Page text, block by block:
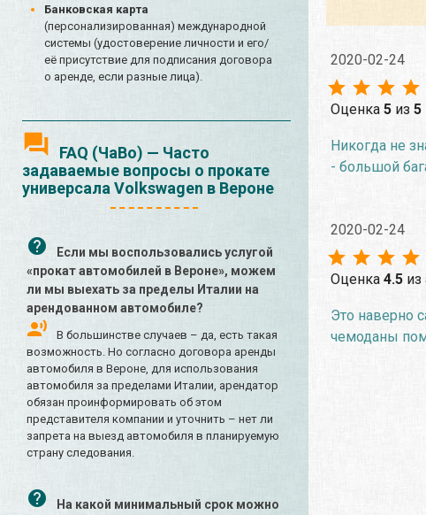
Банковская карта
(персонализированная) международной
системы (удостоверение личности и его/
её присутствие для подписания договора
о аренде, если разные лица).
FAQ (ЧаВо) — Часто
задаваемые вопросы о прокате
универсала Volkswagen в Вероне
Если мы воспользовались услугой
«прокат автомобилей в Вероне», можем
ли мы выехать за пределы Италии на
арендованном автомобиле?
В большинстве случаев – да, есть такая
возможность. Но согласно договора аренды
автомобиля в Вероне, для использования
автомобиля за пределами Италии, арендатор
обязан проинформировать об этом
представителя компании и уточнить – нет ли
запрета на выезд автомобиля в планируемую
страну следования.
На какой минимальный срок можно
2020-02-24
Оценка 5из 5
Никогда не
- большой
2020-02-24
Оценка 4.5из
Это наверно
чемоданы